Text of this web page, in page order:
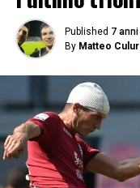
Published 7
By Matteo